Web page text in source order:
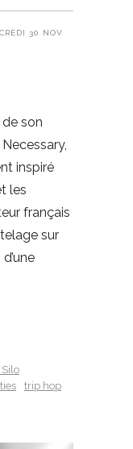
30 NOV
son
inspiré
les
français
sur
Silo
trip hop